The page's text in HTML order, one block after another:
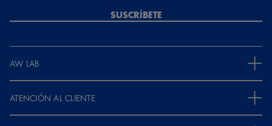
SUSCRÍBETE
AW LAB
ATENCIÓN AL CLIENTE